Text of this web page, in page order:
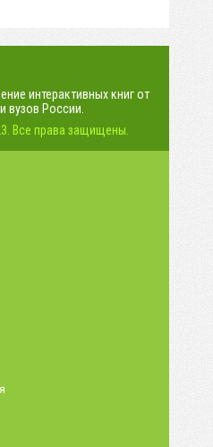
интерактивных книг от
вузов России.
Все права защищены.